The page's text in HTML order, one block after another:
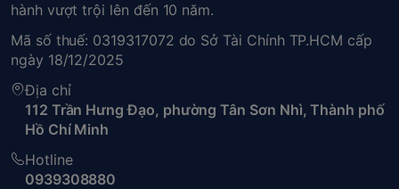
hành vượt trội lên đến 10 năm.
Mã số thuế: 0319317072 do Sở Tài Chính TP.HCM cấp
ngày 18/12/2025
Địa chỉ
112 Trần Hưng Đạo, phường Tân Sơn Nhì, Thành phố
Hồ Chí Minh
Hotline
0939308880